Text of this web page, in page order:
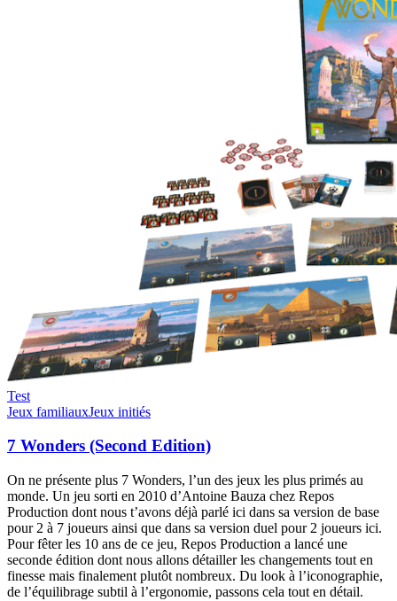
Test
Jeux familiauxJeux initiés
7 Wonders (Second Edition)
On ne présente plus 7 Wonders, l’un des jeux les plus primés au
monde. Un jeu sorti en 2010 d’Antoine Bauza chez Repos
Production dont nous t’avons déjà parlé ici dans sa version de base
pour 2 à 7 joueurs ainsi que dans sa version duel pour 2 joueurs ici.
Pour fêter les 10 ans de ce jeu, Repos Production a lancé une
seconde édition dont nous allons détailler les changements tout en
finesse mais finalement plutôt nombreux. Du look à l’iconographie,
de l’équilibrage subtil à l’ergonomie, passons cela tout en détail.